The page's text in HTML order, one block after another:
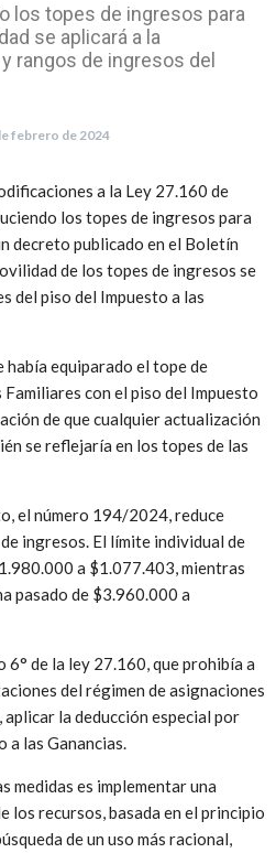
los topes de ingresos para
se aplicará a la
rangos de ingresos del
febrero de 2024
a la Ley 27.160 de
los topes de ingresos para
decreto publicado en el Boletín
de los topes de ingresos se
del piso del Impuesto a las
había equiparado el tope de
con el piso del Impuesto
de que cualquier actualización
se reflejaría en los topes de las
el número 194/2024, reduce
ingresos. El límite individual de
a $1.077.403, mientras
pasado de $3.960.000 a
6° de la ley 27.160, que prohibía a
del régimen de asignaciones
la deducción especial por
a las Ganancias.
medidas es implementar una
los recursos, basada en el principio
de un uso más racional,